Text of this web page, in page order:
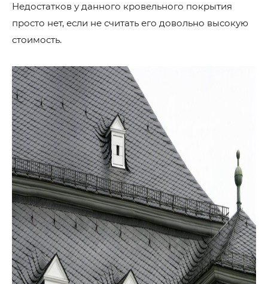
Недостатков у данного кровельного покрытия
просто нет, если не считать его довольно высокую
стоимость.